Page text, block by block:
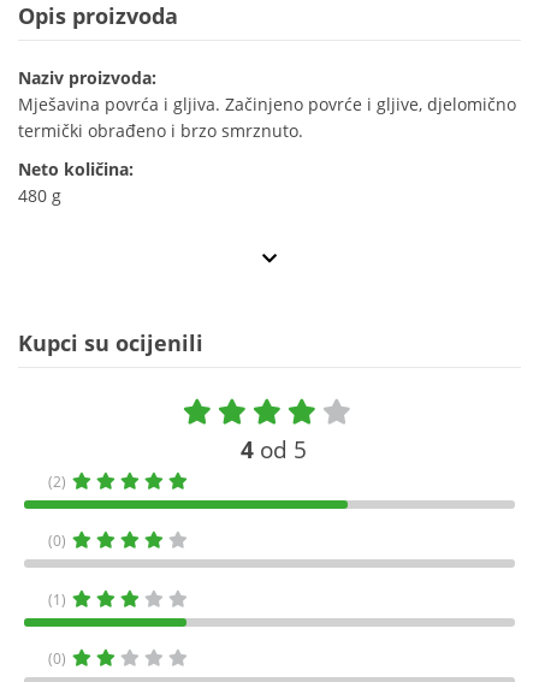
Opis proizvoda
Naziv proizvoda:
Mješavina povrća i gljiva. Začinjeno povrće i gljive, djelomično
termički obrađeno i brzo smrznuto.
Neto količina:
480 g
Kupci su ocijenili
4 od 5
(2)
(0)
(1)
(0)